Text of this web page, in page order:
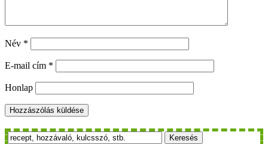
Név *
E-mail cím *
Honlap
Keresés